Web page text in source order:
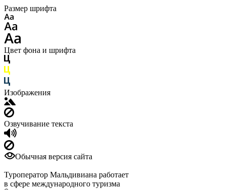
Размер шрифта
Цвет фона и шрифта
Изображения
Озвучивание текста
Обычная версия сайта
Туроператор Мальдивиана работает
в сфере международного туризма